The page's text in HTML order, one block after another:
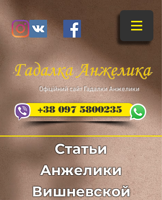
+38 097 5800235
​Офіційний сайт Гадалки Анжелики
Статьи
Анжелики
Вишневской